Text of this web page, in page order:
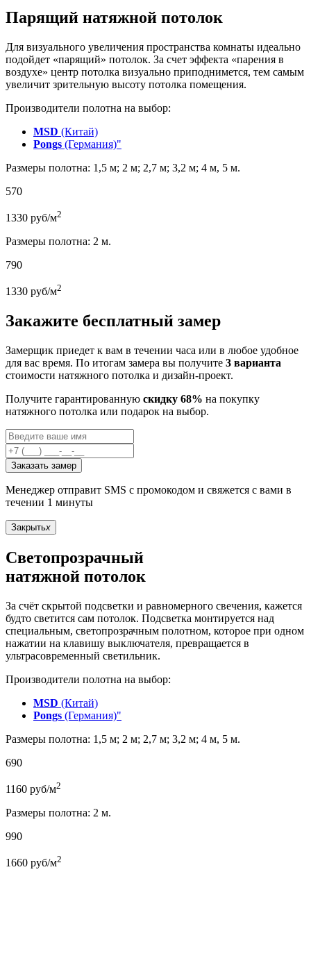
Парящий натяжной потолок
Для визуального увеличения пространства комнаты идеально
подойдет «парящий» потолок. За счет эффекта «парения в
воздухе» центр потолка визуально приподнимется, тем самым
увеличит зрительную высоту потолка помещения.
Производители полотна на выбор:
MSD (Китай)
Pongs (Германия)"
Размеры полотна: 1,5 м; 2 м; 2,7 м; 3,2 м; 4 м, 5 м.
570
1330 руб/м2
Размеры полотна: 2 м.
790
1330 руб/м2
Закажите бесплатный замер
Замерщик приедет к вам в течении часа или в любое удобное
для вас время. По итогам замера вы получите 3 варианта
стоимости натяжного потолка и дизайн-проект.
Получите гарантированную скидку 68% на покупку
натяжного потолка или подарок на выбор.
Заказать замер
Менеджер отправит SMS с промокодом и свяжется с вами в
течении 1 минуты
Закрытьx
Светопрозрачный
натяжной потолок
За счёт скрытой подсветки и равномерного свечения, кажется
будто светится сам потолок. Подсветка монтируется над
специальным, светопрозрачным полотном, которое при одном
нажатии на клавишу выключателя, превращается в
ультрасовременный светильник.
Производители полотна на выбор:
MSD (Китай)
Pongs (Германия)"
Размеры полотна: 1,5 м; 2 м; 2,7 м; 3,2 м; 4 м, 5 м.
690
1160 руб/м2
Размеры полотна: 2 м.
990
1660 руб/м2